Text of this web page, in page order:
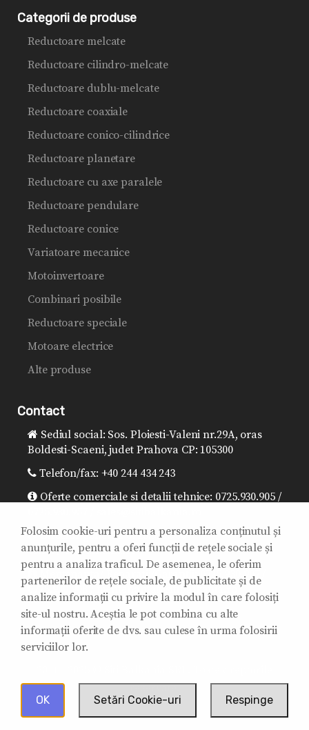
Categorii de produse
Reductoare melcate
Reductoare cilindro-melcate
Reductoare dublu-melcate
Reductoare coaxiale
Reductoare conico-cilindrice
Reductoare planetare
Reductoare cu axe paralele
Reductoare pendulare
Reductoare conice
Variatoare mecanice
Motoinvertoare
Combinari posibile
Reductoare speciale
Motoare electrice
Alte produse
Contact
Sediul social: Sos. Ploiesti-Valeni nr.29A, oras
Boldesti-Scaeni, judet Prahova CP: 105300
Telefon/fax: +40 244 434 243
Oferte comerciale si detalii tehnice: 0725.930.905 /
Director general: 0725.930.906 /
office@sitibalkania.ro
Mentenanta/ Reparatii/Garantii: 0725.930.907 /
0725.930.908 / mentenanta@sitibalkania.ro
rezervate.
Folosim cookie-uri pentru a personaliza conținutul și
anunțurile, pentru a oferi funcții de rețele sociale și
pentru a analiza traficul. De asemenea, le oferim
partenerilor de rețele sociale, de publicitate și de
analize informații cu privire la modul în care folosiți
site-ul nostru. Aceștia le pot combina cu alte
informații oferite de dvs. sau culese în urma folosirii
serviciilor lor.
OK Setări Cookie-uri Respinge